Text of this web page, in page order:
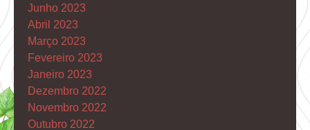
Junho 2023
Abril 2023
Março 2023
Fevereiro 2023
Janeiro 2023
Dezembro 2022
Novembro 2022
Outubro 2022